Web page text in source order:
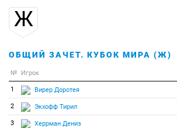
Ж
ОБЩИЙ ЗАЧЕТ. КУБОК МИРА (Ж)
№ Игрок
1 Вирер Доротея
2 Экхофф Тирил
3 Херрман Дениз